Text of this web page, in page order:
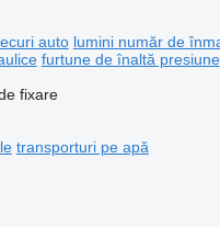
auto lumini număr de
furtune de înaltă presiune
fixare
transporturi pe apă